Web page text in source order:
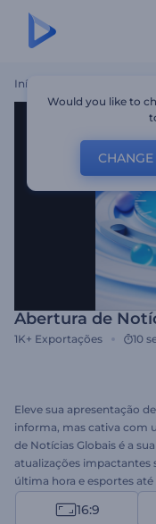
Início
Abertura de
1K+ Exportações 10
Eleve sua apresentação
informa, mas cativa com
de Notícias Globais é a
atualizações impactantes
última hora e esportes
mais. Com suas
seu conteúdo de notícias
16:9
Would you like to
CHANGE